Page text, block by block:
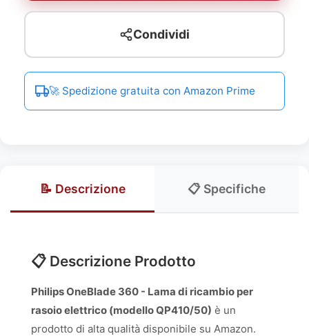
Condividi
🚀 Spedizione gratuita con Amazon Prime
📝 Descrizione 📋 Specifiche
📋 Descrizione Prodotto
Philips OneBlade 360 - Lama di ricambio per
rasoio elettrico (modello QP410/50) è un
prodotto di alta qualità disponibile su Amazon.